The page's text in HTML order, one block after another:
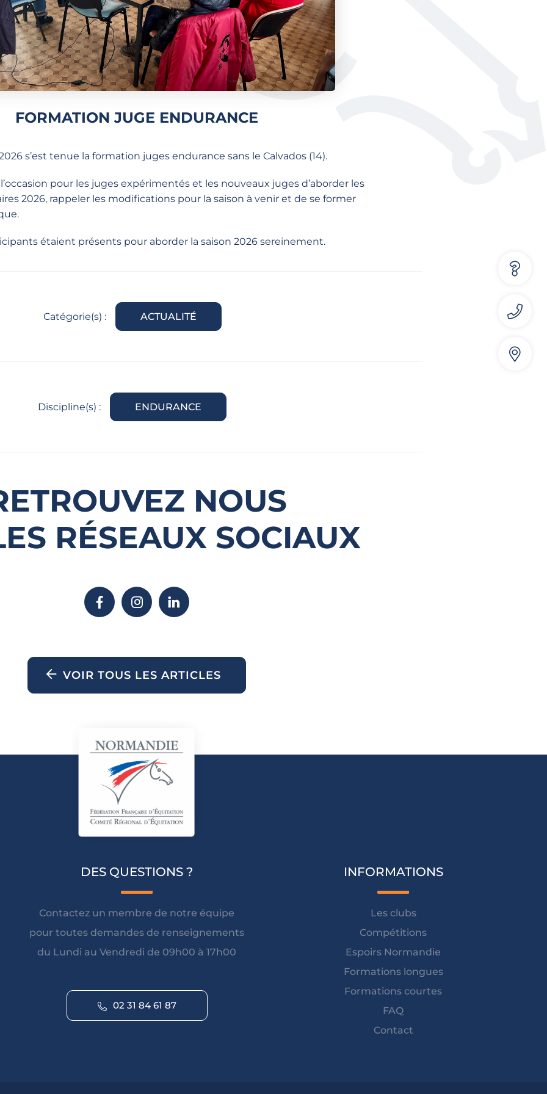
FORMATION JUGE ENDURANCE
s’est tenue la formation juges endurance sans le Calvados (14).
pour les juges expérimentés et les nouveaux juges d’aborder les
2026, rappeler les modifications pour la saison à venir et de se former
étaient présents pour aborder la saison 2026 sereinement.
Catégorie(s) : ACTUALITÉ
Discipline(s) : ENDURANCE
NOUS
RÉSEAUX SOCIAUX
VOIR TOUS LES ARTICLES
DES QUESTIONS ?
Contactez un membre de notre équipe
pour toutes demandes de renseignements
du Lundi au Vendredi de 09h00 à 17h00
02 31 84 61 87
INFORMATIONS
Les clubs
Compétitions
Espoirs Normandie
Formations longues
Formations courtes
FAQ
Contact